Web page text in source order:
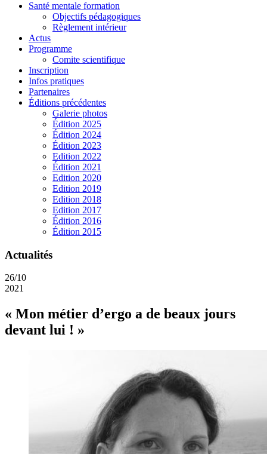
Santé mentale formation
Objectifs pédagogiques
Règlement intérieur
Actus
Programme
Comite scientifique
Inscription
Infos pratiques
Partenaires
Éditions précédentes
Galerie photos
Édition 2025
Édition 2024
Édition 2023
Edition 2022
Édition 2021
Edition 2020
Edition 2019
Edition 2018
Edition 2017
Édition 2016
Édition 2015
Actualités
26/10
2021
« Mon métier d’ergo a de beaux jours
devant lui ! »